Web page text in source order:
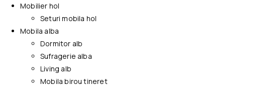
Mobilier hol
Seturi mobila hol
Mobila alba
Dormitor alb
Sufragerie alba
Living alb
Mobila birou tineret